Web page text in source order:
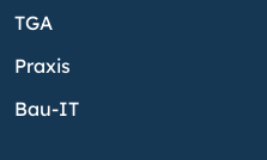
TGA
Praxis
Bau-IT